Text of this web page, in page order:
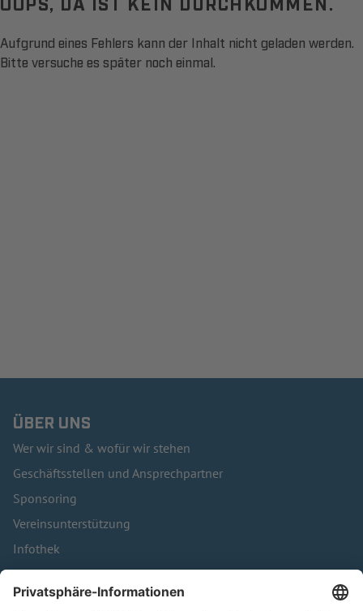
Aufgrund eines Fehlers kann der Inhalt nicht geladen werden.
Bitte versuche es später noch einmal.
ÜBER UNS
Wer wir sind & wofür wir stehen
Geschäftsstellen und Ansprechpartner
Sponsoring
Vereinsunterstützung
Infothek
Kontakt